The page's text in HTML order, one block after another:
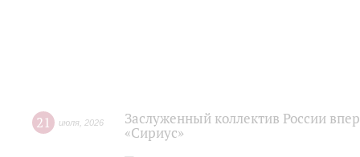
21 июля 2026
Заслуженный коллектив России
«Сириус»